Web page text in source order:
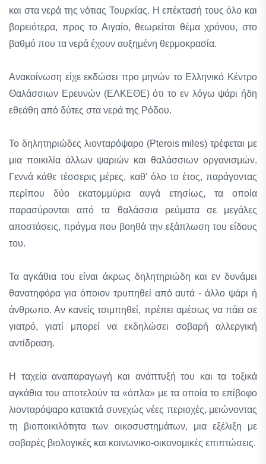
και στα νερά της νότιας Τουρκίας. Η επέκτασή τους όλο και
βορειότερα, προς το Αιγαίο, θεωρείται θέμα χρόνου, στο
βαθμό που τα νερά έχουν αυξημένη θερμοκρασία.
Ανακοίνωση είχε εκδώσει προ μηνών το Ελληνικό Κέντρο
Θαλάσσιων Ερευνών (ΕΛΚΕΘΕ) ότι το εν λόγω ψάρι ήδη
εθεάθη από δύτες στα νερά της Ρόδου.
Το δηλητηριώδες λιονταρόψαρο (Pterois miles) τρέφεται με
μια ποικιλία άλλων ψαριών και θαλάσσιων οργανισμών.
Γεννά κάθε τέσσερις μέρες, καθ' όλο το έτος, παράγοντας
περίπου δύο εκατομμύρια αυγά ετησίως, τα οποία
παρασύρονται από τα θαλάσσια ρεύματα σε μεγάλες
αποστάσεις, πράγμα που βοηθά την εξάπλωση του είδους
του.
Τα αγκάθια του είναι άκρως δηλητηριώδη και εν δυνάμει
θανατηφόρα για όποιον τρυπηθεί από αυτά - άλλο ψάρι ή
άνθρωπο. Αν κανείς τσιμπηθεί, πρέπει αμέσως να πάει σε
γιατρό, γιατί μπορεί να εκδηλώσει σοβαρή αλλεργική
αντίδραση.
Η ταχεία αναπαραγωγή και ανάπτυξή του και τα τοξικά
αγκάθια του αποτελούν τα «όπλα» με τα οποία το επίβοφο
λιονταρόψαρο κατακτά συνεχώς νέες περιοχές, μειώνοντας
τη βιοποικιλότητα των οικοσυστημάτων, μια εξέλιξη με
σοβαρές βιολογικές και κοινωνικο-οικονομικές επιπτώσεις.